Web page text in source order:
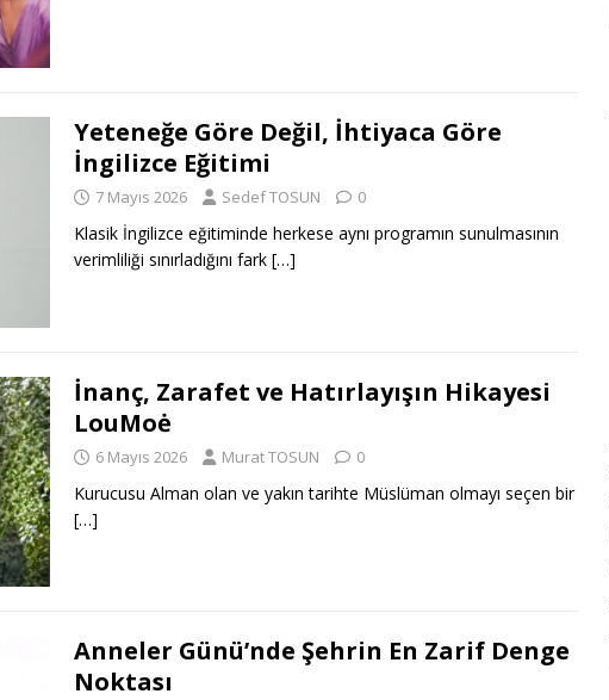
Yeteneğe Göre Değil, İhtiyaca Göre
İngilizce Eğitimi
7 Mayıs 2026 Sedef TOSUN 0
Klasik İngilizce eğitiminde herkese aynı programın sunulmasının
verimliliği sınırladığını fark […]
İnanç, Zarafet ve Hatırlayışın Hikayesi
LouMoė
6 Mayıs 2026 Murat TOSUN 0
Kurucusu Alman olan ve yakın tarihte Müslüman olmayı seçen bir
[…]
Anneler Günü’nde Şehrin En Zarif Denge
Noktası